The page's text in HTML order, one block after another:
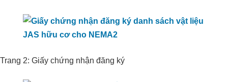
Trang 2: Giấy chứng nhận đăng ký